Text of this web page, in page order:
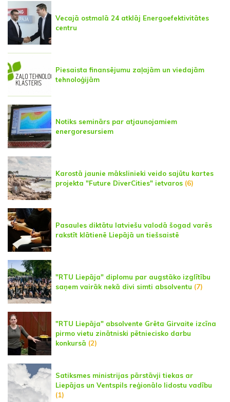
Vecajā ostmalā 24 atklāj Energoefektivitātes
centru
Piesaista finansējumu zaļajām un viedajām
tehnoloģijām
Notiks seminārs par atjaunojamiem
energoresursiem
Karostā jaunie mākslinieki veido sajūtu kartes
projekta "Future DiverCities" ietvaros (6)
Pasaules diktātu latviešu valodā šogad varēs
rakstīt klātienē Liepājā un tiešsaistē
"RTU Liepāja" diplomu par augstāko izglītību
saņem vairāk nekā divi simti absolventu (7)
"RTU Liepāja" absolvente Grēta Girvaite izcīna
pirmo vietu zinātniski pētniecisko darbu
konkursā (2)
Satiksmes ministrijas pārstāvji tiekas ar
Liepājas un Ventspils reģionālo lidostu vadību
(1)